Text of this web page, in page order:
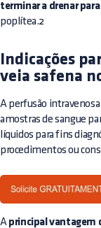
terminar a drenar
poplítea.2
Indicações
veia safena
A perfusão
amostras de sangue
líquidos para fins
procedimentos ou
A principal vantagem